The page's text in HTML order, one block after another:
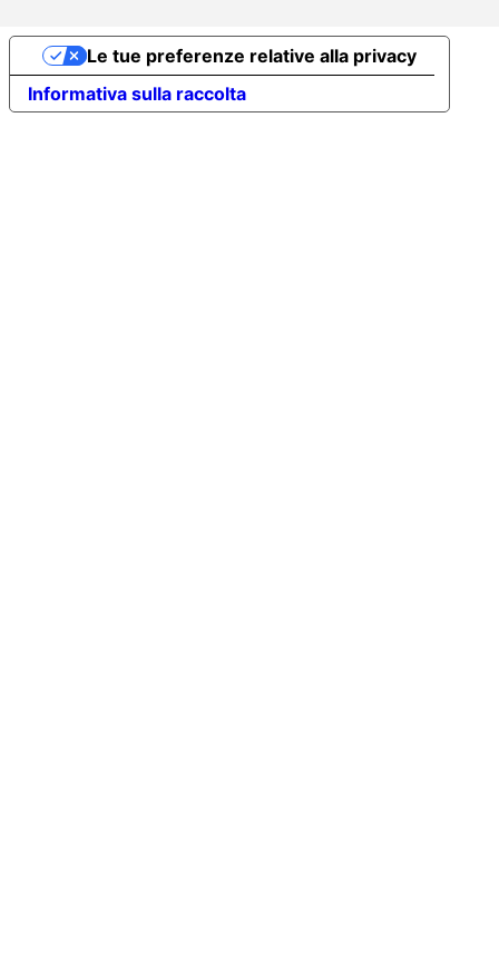
Informativa sulla raccolta
Le tue preferenze relative alla privacy